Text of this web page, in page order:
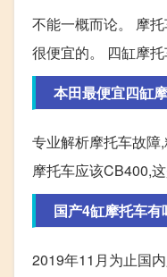
不能一概而论。 摩
很便宜的。 四缸摩托
本田最便宜四缸
专业解析摩托车故障
摩托车应该CB400,这
国产4缸摩托车
2019年11月为止国